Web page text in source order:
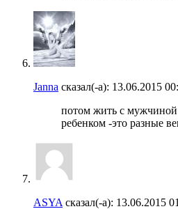
Janna сказал(-а): 13.06.2015
потом жить с
ребенком -это разные
ASYA сказал(-а): 13.06.2015